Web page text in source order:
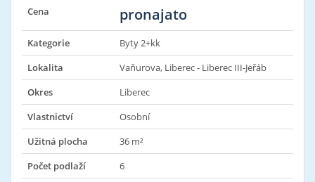
Cena
pronajato
Kategorie
Byty 2+kk
Lokalita
Vaňurova, Liberec - Liberec III-Jeřáb
Okres
Liberec
Vlastnictví
Osobní
Užitná plocha
36 m²
Počet podlaží
6